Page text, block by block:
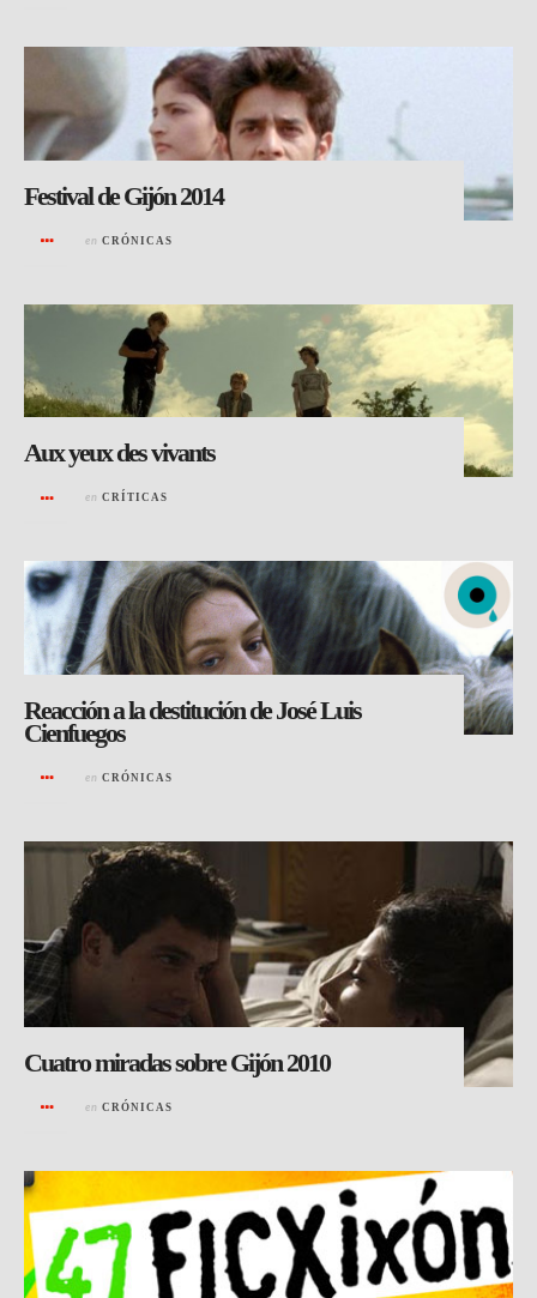
Festival de Gijón 2014
en CRÓNICAS
Aux yeux des vivants
en CRÍTICAS
Reacción a la destitución de José Luis
Cienfuegos
en CRÓNICAS
Cuatro miradas sobre Gijón 2010
en CRÓNICAS